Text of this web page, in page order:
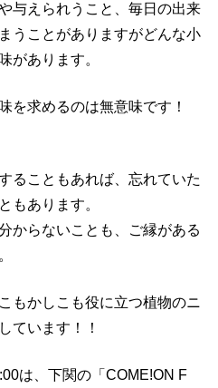
与えられうこと、毎日の出来
うことがありますがどんな小
があります。
を求めるのは無意味です！
ることもあれば、忘れていた
もあります。
からないことも、ご縁がある
もかしこも役に立つ植物のニ
ています！！
は、下関の「COME!ON F